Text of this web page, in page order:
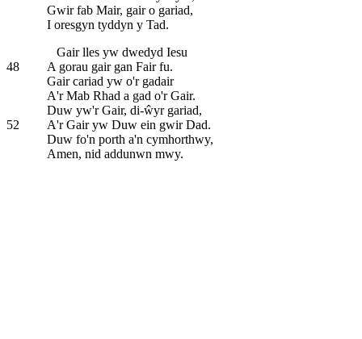
Gwir fab Mair, gair o gariad,
I oresgyn tyddyn y Tad.
Gair lles yw dwedyd Iesu
48
A gorau gair gan Fair fu.
Gair cariad yw o'r gadair
A'r Mab Rhad a gad o'r Gair.
Duw yw'r Gair, di-ŵyr gariad,
52
A'r Gair yw Duw ein gwir Dad.
Duw fo'n porth a'n cymhorthwy,
Amen, nid addunwn mwy.